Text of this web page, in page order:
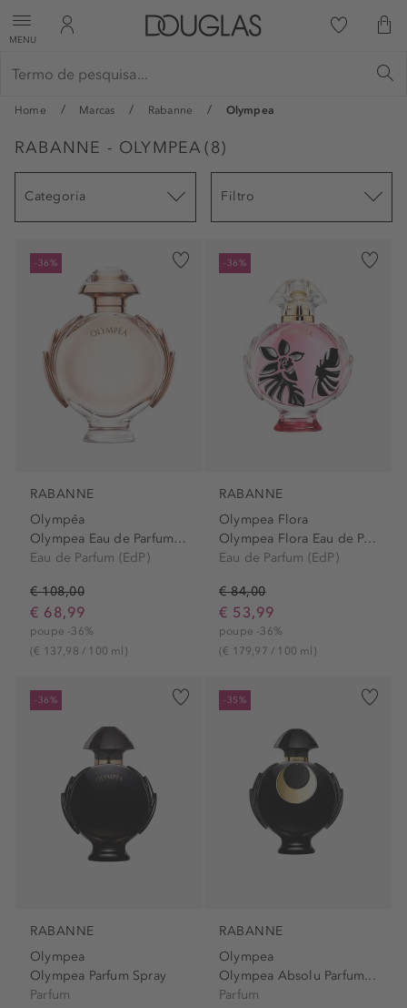
MENU
Home Marcas Rabanne Olympea
RABANNE - OLYMPEA (8)
Categoria Filtro
-36%
RABANNE
Olympéa
Olympea Eau de Parfum Spray
Eau de Parfum (EdP)
€ 108,00
€ 68,99
poupe -36%
(€ 137,98 / 100 ml)
-36%
RABANNE
Olympea Flora
Olympea Flora Eau de Parfum...
Eau de Parfum (EdP)
€ 84,00
€ 53,99
poupe -36%
(€ 179,97 / 100 ml)
-36%
RABANNE
Olympea
Olympea Parfum Spray
Parfum
-35%
RABANNE
Olympea
Olympea Absolu Parfum...
Parfum